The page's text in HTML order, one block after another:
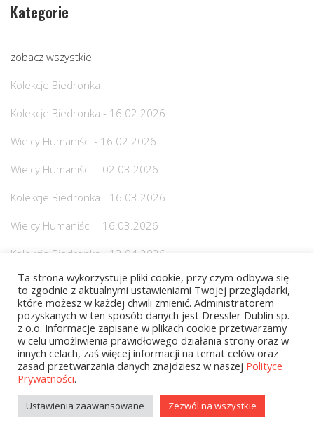
Kategorie
zobacz wszystkie
Kolekcje Biedronka
Kolekcje Biedronka - 16.02.2026
Wielcy Humaniści - 16.02.2026
Wielcy Humaniści – 02.03.2026
Kolekcje Biedronka - 16.03.2026
Wielcy Humaniści – 16.03.2026
Kolekcje Biedronka - 13.04.2026
Książki
E-booki
Audiobooki
Bestseller / Nowość / Zapowiedź
Ta strona wykorzystuje pliki cookie, przy czym odbywa się
to zgodnie z aktualnymi ustawieniami Twojej przeglądarki,
które możesz w każdej chwili zmienić. Administratorem
pozyskanych w ten sposób danych jest Dressler Dublin sp.
z o.o. Informacje zapisane w plikach cookie przetwarzamy
w celu umożliwienia prawidłowego działania strony oraz w
innych celach, zaś więcej informacji na temat celów oraz
zasad przetwarzania danych znajdziesz w naszej Polityce
Prywatności.
Ustawienia zaawansowane Zezwól na wszystkie